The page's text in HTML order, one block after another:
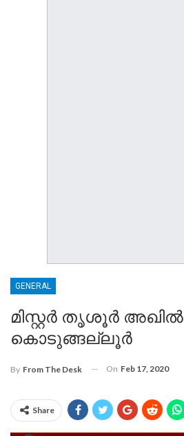
GENERAL
മിസ്റ്റർ തൃശൂർ അഖിൽ
കൊടുങ്ങല്ലൂർ
By From The Desk On Feb 17, 2020
Share